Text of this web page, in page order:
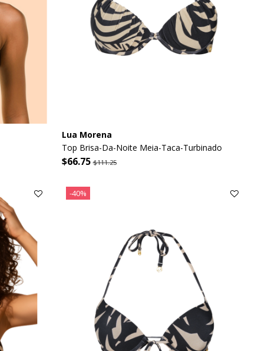
Lua Morena
Top Brisa-Da-Noite Meia-Taca-Turbinado
$66.75$111.25
-40%